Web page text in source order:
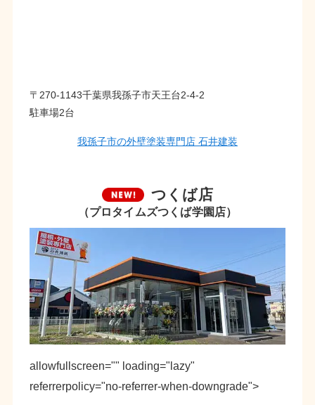
〒270-1143千葉県我孫子市天王台2-4-2
駐車場2台
我孫子市の外壁塗装専門店 石井建装
つくば店
（プロタイムズつくば学園店）
allowfullscreen="" loading="lazy"
referrerpolicy="no-referrer-when-downgrade">